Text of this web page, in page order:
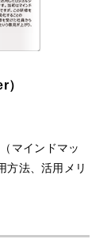
マインドマッ
方法、活用メリ